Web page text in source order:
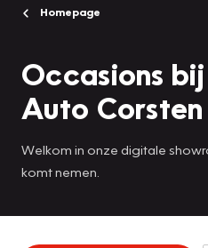
Homepage
Occasions
Auto Corsten
Welkom in onze digitale
komt nemen.